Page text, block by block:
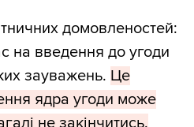
домовленостей:
на введення до угоди
зауважень. Це
ядра угоди може
не закінчитись.